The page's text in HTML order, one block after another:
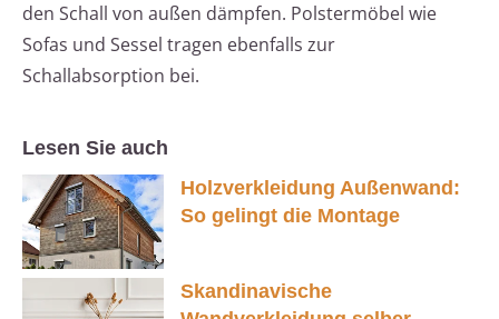
den Schall von außen dämpfen. Polstermöbel wie
Sofas und Sessel tragen ebenfalls zur
Schallabsorption bei.
Lesen Sie auch
Holzverkleidung Außenwand:
So gelingt die Montage
Skandinavische